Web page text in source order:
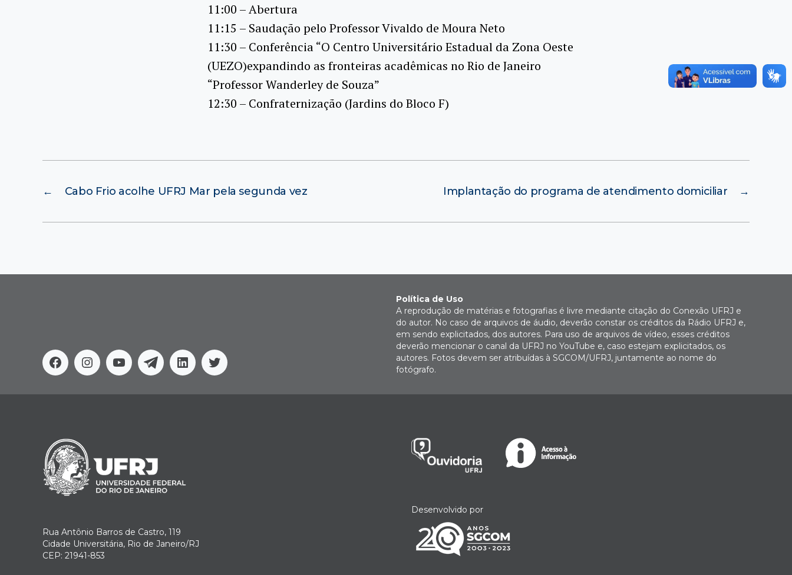
11:00 – Abertura
11:15 – Saudação pelo Professor Vivaldo de Moura Neto
11:30 – Conferência “O Centro Universitário Estadual da Zona Oeste
(UEZO)expandindo as fronteiras acadêmicas no Rio de Janeiro
“Professor Wanderley de Souza”
12:30 – Confraternização (Jardins do Bloco F)
← Cabo Frio acolhe UFRJ Mar pela segunda vez →
Implantação do programa de atendimento domiciliar
FacebookInstagram
YoutubeTelegramLinkedinTwitter
Política de Uso
A reprodução de matérias e fotografias é livre mediante citação do Conexão UFRJ e
do autor. No caso de arquivos de áudio, deverão constar os créditos da Rádio UFRJ e,
em sendo explicitados, dos autores. Para uso de arquivos de vídeo, esses créditos
deverão mencionar o canal da UFRJ no YouTube e, caso estejam explicitados, os
autores. Fotos devem ser atribuídas à SGCOM/UFRJ, juntamente ao nome do
fotógrafo.
Rua Antônio Barros de Castro, 119
Cidade Universitária, Rio de Janeiro/RJ
CEP: 21941-853
Desenvolvido por